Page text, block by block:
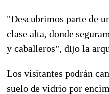
"Descubrimos parte de
clase alta, donde
y caballeros", dijo la
Los visitantes podrán
suelo de vidrio por